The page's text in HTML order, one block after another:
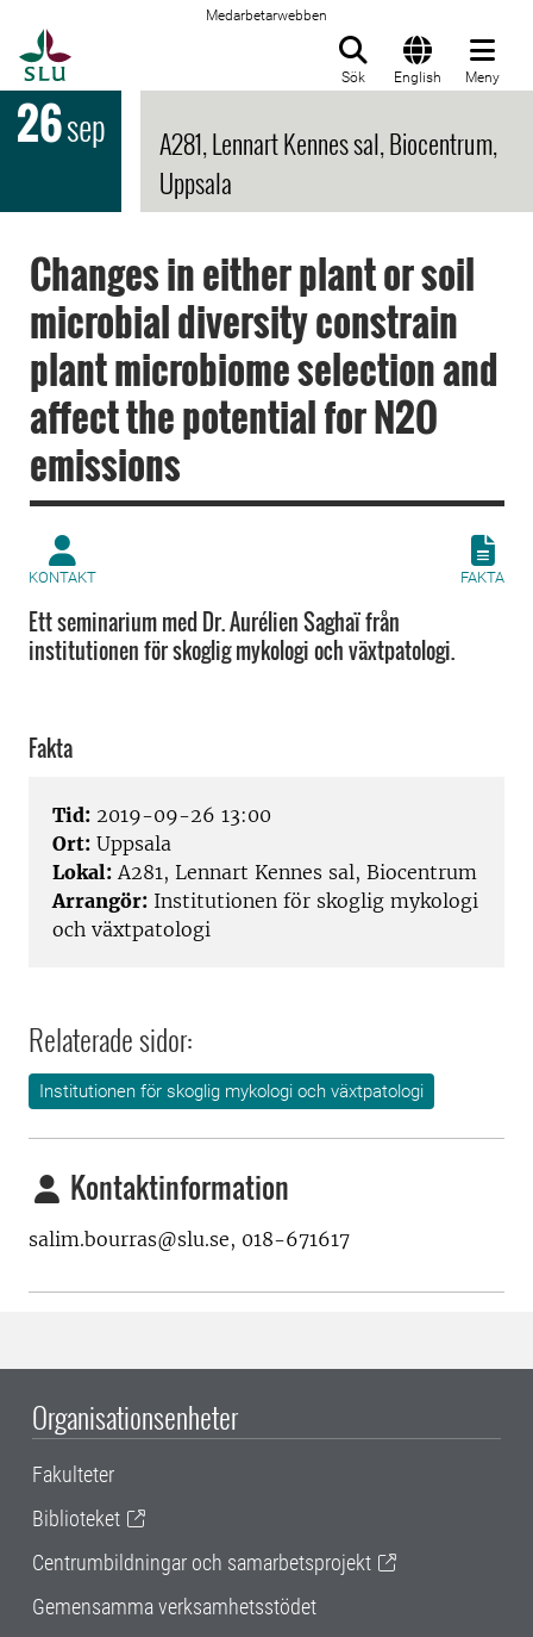
Medarbetarwebben
Sök English Meny
26sep
A281, Lennart Kennes sal, Biocentrum,
Uppsala
Changes in either plant or soil
microbial diversity constrain
plant microbiome selection and
affect the potential for N2O
emissions
KONTAKT FAKTA
Ett seminarium med Dr. Aurélien Saghaï från
institutionen för skoglig mykologi och växtpatologi.
Fakta
Tid: 2019-09-26 13:00
Ort: Uppsala
Lokal: A281, Lennart Kennes sal, Biocentrum
Arrangör: Institutionen för skoglig mykologi
och växtpatologi
Relaterade sidor:
Institutionen för skoglig mykologi och växtpatologi
Kontaktinformation
salim.bourras@slu.se, 018-671617
Organisationsenheter
Fakulteter
Biblioteket
Centrumbildningar och samarbetsprojekt
Gemensamma verksamhetsstödet